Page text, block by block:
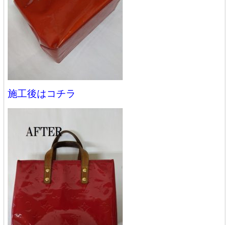
施工後はコチラ